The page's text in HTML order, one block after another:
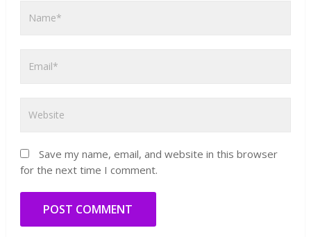
Save my name, email, and website in this browser
for the next time I comment.